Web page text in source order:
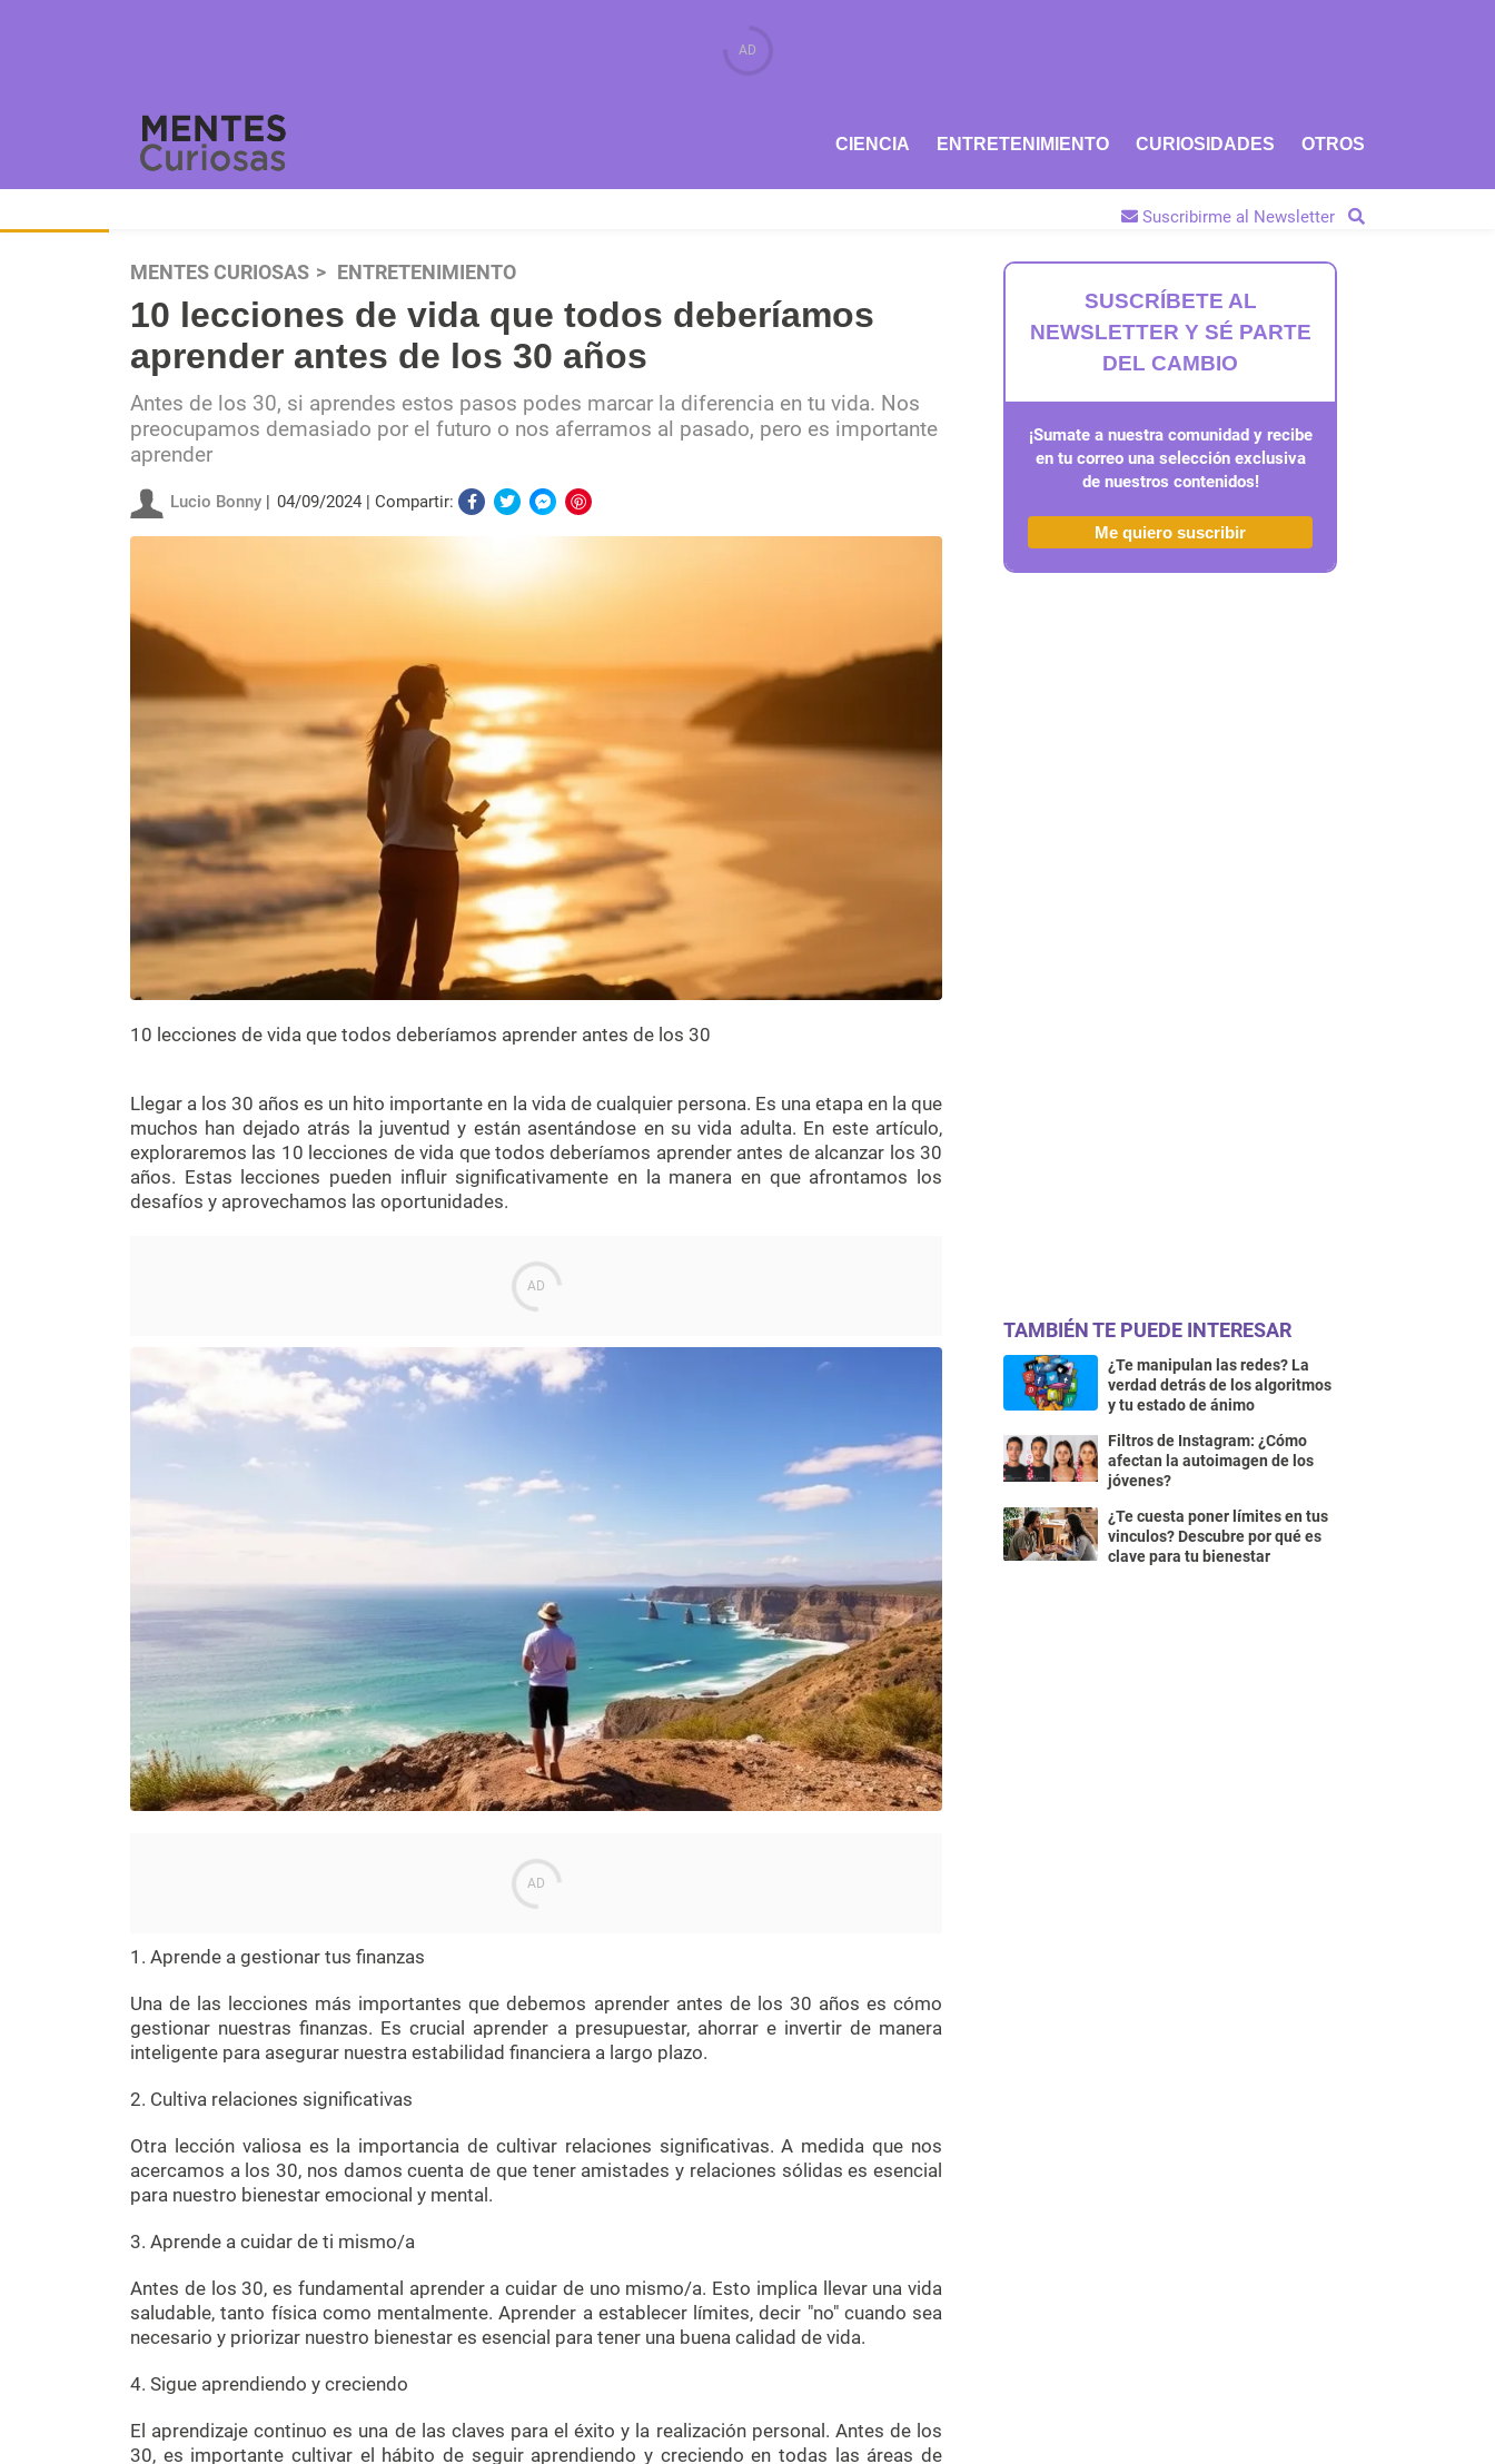
CIENCIA ENTRETENIMIENTO CURIOSIDADES OTROS
Suscribirme al Newsletter
MENTES CURIOSAS ENTRETENIMIENTO
10 lecciones de vida que todos deberíamos
aprender antes de los 30 años
Antes de los 30, si aprendes estos pasos podes marcar la diferencia en tu vida. Nos
preocupamos demasiado por el futuro o nos aferramos al pasado, pero es importante
aprender
Lucio Bonny 04/09/2024 Compartir:
10 lecciones de vida que todos deberíamos aprender antes de los 30
Llegar a los 30 años es un hito importante en la vida de cualquier persona. Es una etapa en la que
muchos han dejado atrás la juventud y están asentándose en su vida adulta. En este artículo,
exploraremos las 10 lecciones de vida que todos deberíamos aprender antes de alcanzar los 30
años. Estas lecciones pueden influir significativamente en la manera en que afrontamos los
desafíos y aprovechamos las oportunidades.
1. Aprende a gestionar tus finanzas
Una de las lecciones más importantes que debemos aprender antes de los 30 años es cómo
gestionar nuestras finanzas. Es crucial aprender a presupuestar, ahorrar e invertir de manera
inteligente para asegurar nuestra estabilidad financiera a largo plazo.
2. Cultiva relaciones significativas
Otra lección valiosa es la importancia de cultivar relaciones significativas. A medida que nos
acercamos a los 30, nos damos cuenta de que tener amistades y relaciones sólidas es esencial
para nuestro bienestar emocional y mental.
3. Aprende a cuidar de ti mismo/a
Antes de los 30, es fundamental aprender a cuidar de uno mismo/a. Esto implica llevar una vida
saludable, tanto física como mentalmente. Aprender a establecer límites, decir "no" cuando sea
necesario y priorizar nuestro bienestar es esencial para tener una buena calidad de vida.
4. Sigue aprendiendo y creciendo
El aprendizaje continuo es una de las claves para el éxito y la realización personal. Antes de los
30, es importante cultivar el hábito de seguir aprendiendo y creciendo en todas las áreas de
SUSCRÍBETE AL
NEWSLETTER Y SÉ PARTE
DEL CAMBIO
¡Sumate a nuestra comunidad y recibe
en tu correo una selección exclusiva
de nuestros contenidos!
Me quiero suscribir
TAMBIÉN TE PUEDE INTERESAR
¿Te manipulan las redes? La
verdad detrás de los algoritmos
y tu estado de ánimo
Filtros de Instagram: ¿Cómo
afectan la autoimagen de los
jóvenes?
¿Te cuesta poner límites en tus
vinculos? Descubre por qué es
clave para tu bienestar